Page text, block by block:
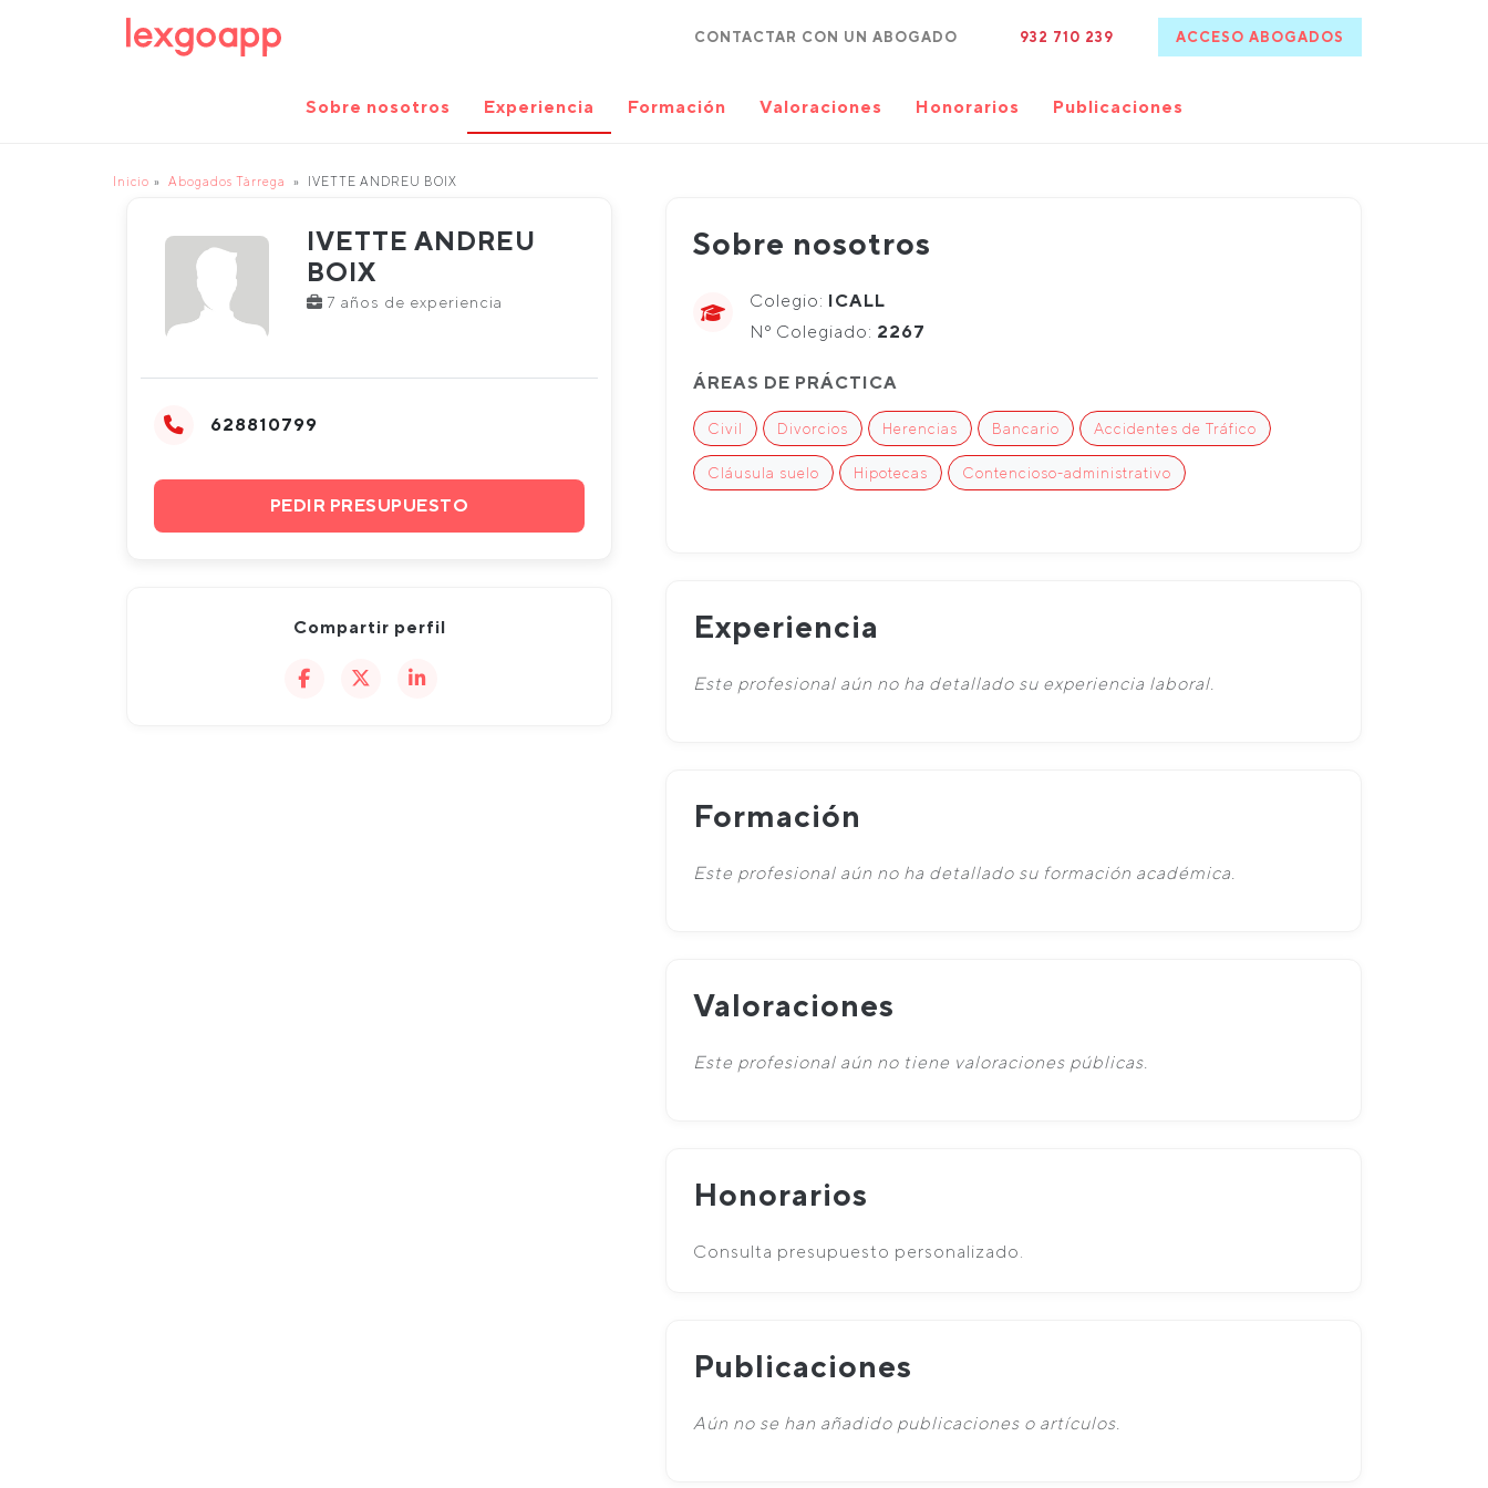
CONTACTAR CON UN ABOGADO 932 710 239 ACCESO ABOGADOS
Sobre nosotros Experiencia Formación Valoraciones Honorarios Publicaciones
Inicio Abogados Tàrrega IVETTE ANDREU BOIX
IVETTE ANDREU
BOIX
7 años de experiencia
628810799
PEDIR PRESUPUESTO
Compartir perfil
Sobre nosotros
Colegio: ICALL
Nº Colegiado: 2267
ÁREAS DE PRÁCTICA
Civil Divorcios Herencias Bancario Accidentes de Tráfico
Cláusula suelo Hipotecas Contencioso-administrativo
Experiencia
Este profesional aún no ha detallado su experiencia laboral.
Formación
Este profesional aún no ha detallado su formación académica.
Valoraciones
Este profesional aún no tiene valoraciones públicas.
Honorarios
Consulta presupuesto personalizado.
Publicaciones
Aún no se han añadido publicaciones o artículos.